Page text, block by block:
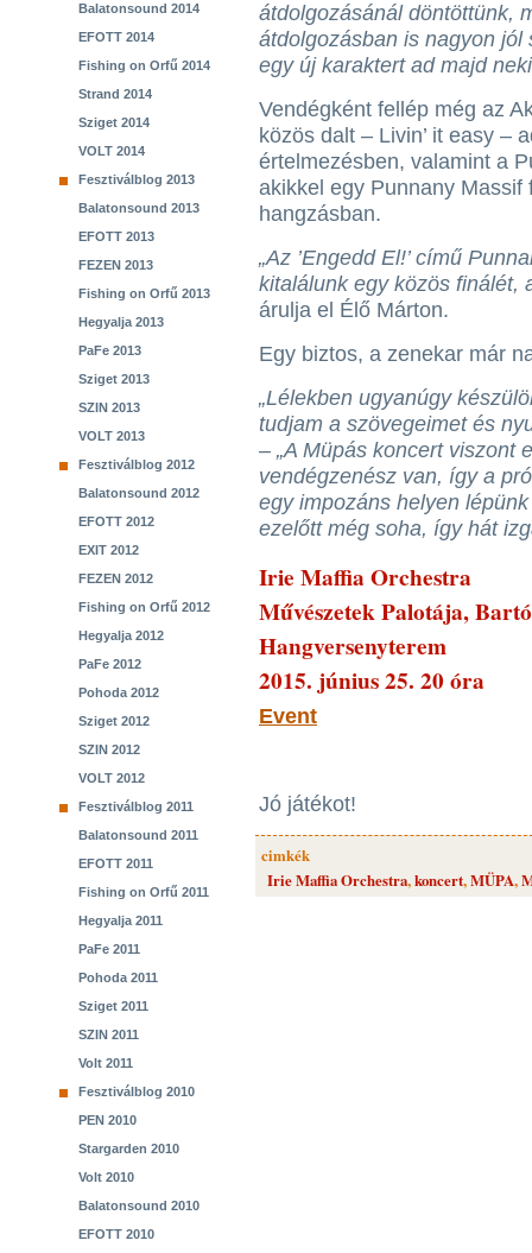
Balatonsound 2014
EFOTT 2014
Fishing on Orfű 2014
Strand 2014
Sziget 2014
VOLT 2014
Fesztiválblog 2013
Balatonsound 2013
EFOTT 2013
FEZEN 2013
Fishing on Orfű 2013
Hegyalja 2013
PaFe 2013
Sziget 2013
SZIN 2013
VOLT 2013
Fesztiválblog 2012
Balatonsound 2012
EFOTT 2012
EXIT 2012
FEZEN 2012
Fishing on Orfű 2012
Hegyalja 2012
PaFe 2012
Pohoda 2012
Sziget 2012
SZIN 2012
VOLT 2012
Fesztiválblog 2011
Balatonsound 2011
EFOTT 2011
Fishing on Orfű 2011
Hegyalja 2011
PaFe 2011
Pohoda 2011
Sziget 2011
SZIN 2011
Volt 2011
Fesztiválblog 2010
PEN 2010
Stargarden 2010
Volt 2010
Balatonsound 2010
EFOTT 2010
átdolgozásánál döntöttünk,
átdolgozásban is nagyon
egy új karaktert ad majd
Vendégként fellép még az
közös dalt – Livin’ it easy –
értelmezésben, valamint a
akikkel egy Punnany
hangzásban.
„Az ’Engedd El!’ című
kitalálunk egy közös finálét,
árulja el Élő Márton.
Egy biztos, a zenekar már
„Lélekben ugyanúgy
tudjam a szövegeimet és
– „A Müpás koncert viszont
vendégzenész van, így a
egy impozáns helyen
ezelőtt még soha, így hát
Irie Maffia Orchestra
Művészetek Palotája,
Hangversenyterem
2015. június 25. 20 óra
Event
Jó játékot!
cimkék
Irie Maffia Orchestra,koncert,MÜPA,